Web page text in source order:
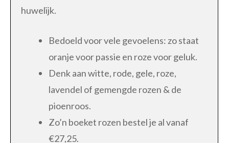
huwelijk.
Bedoeld voor vele gevoelens: zo staat
oranje voor passie en roze voor geluk.
Denk aan witte, rode, gele, roze,
lavendel of gemengde rozen & de
pioenroos.
Zo’n boeket rozen bestel je al vanaf
€27,25.